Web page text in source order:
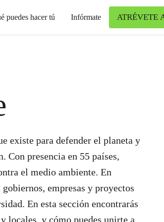
puedes hacer tú Infórmate ATRÉVETE
existe para defender el planeta y
Con presencia en 55 países,
el medio ambiente. En
empresas y proyectos
En esta sección encontrarás
locales, y cómo puedes unirte a